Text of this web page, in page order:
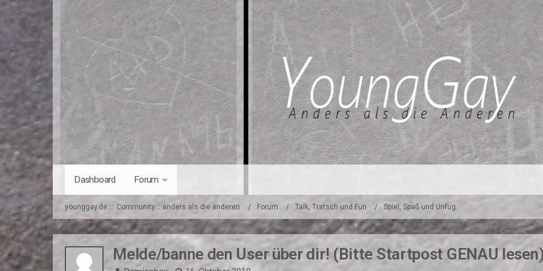
Dashboard Forum
younggay.de ::: Community :: anders als die anderen Forum Talk, Tratsch und Fun Spiel, Spaß und Unfug
Melde/banne den User über dir! (Bitte Startpost GENAU